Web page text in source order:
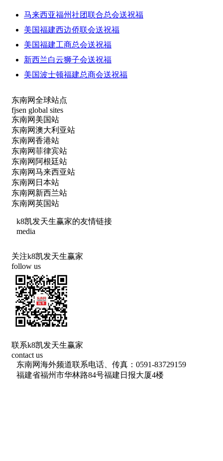
马来西亚福州社团联合总会送祝福
美国福建西边侨联会送祝福
美国福建工商总会送祝福
新西兰白云狮子会送祝福
美国波士顿福建总商会送祝福
东南网全球站点
fjsen global sites
东南网美国站
东南网澳大利亚站
东南网香港站
东南网菲律宾站
东南网阿根廷站
东南网马来西亚站
东南网日本站
东南网新西兰站
东南网英国站
k8凯发天生赢家的友情链接
media
关注k8凯发天生赢家
follow us
联系k8凯发天生赢家
contact us
东南网海外频道联系电话、传真：0591-83729159
福建省福州市华林路84号福建日报大厦4楼